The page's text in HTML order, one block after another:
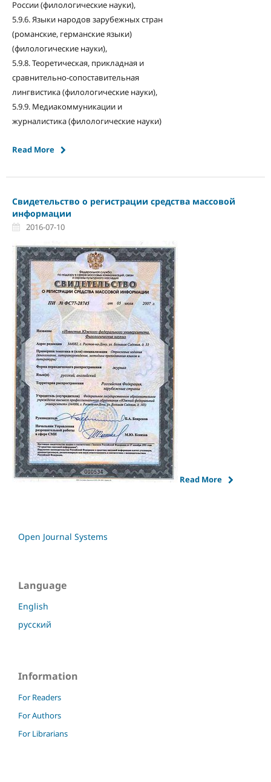
России (филологические науки),
5.9.6. Языки народов зарубежных стран
(романские, германские языки)
(филологические науки),
5.9.8. Теоретическая, прикладная и
сравнительно-сопоставительная
лингвистика (филологические науки),
5.9.9. Медиакоммуникации и
журналистика (филологические науки)
Read More
Свидетельство о регистрации средства массовой
информации
2016-07-10
Read More
Open Journal Systems
Language
English
русский
Information
For Readers
For Authors
For Librarians